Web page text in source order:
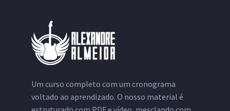
Um curso completo com um cronograma
voltado ao aprendizado. O nosso material é